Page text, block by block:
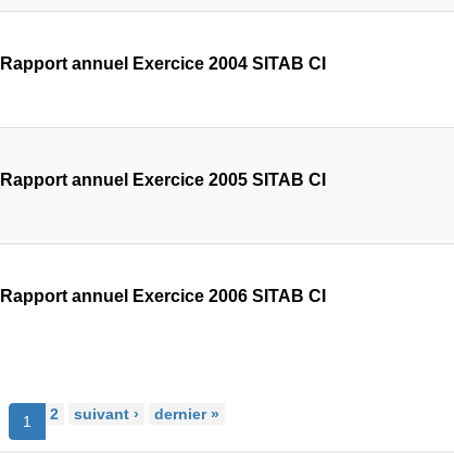
Rapport annuel Exercice 2004 SITAB CI
Rapport annuel Exercice 2005 SITAB CI
Rapport annuel Exercice 2006 SITAB CI
1 2 suivant › dernier »